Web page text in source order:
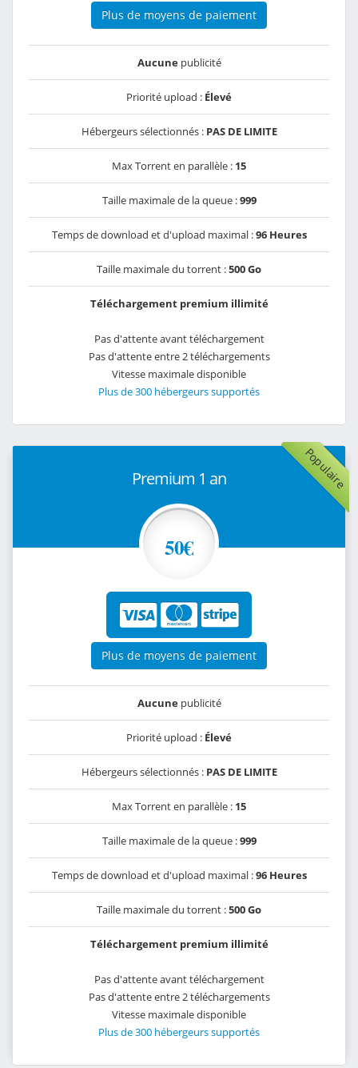
Plus de moyens de paiement
Aucunepublicité
Priorité upload : Élevé
Hébergeurs sélectionnés : PAS DE LIMITE
Max Torrent en parallèle : 15
Taille maximale de la queue :999
Temps de download et d'upload maximal :96 Heures
Taille maximale du torrent :500 Go
Téléchargement premium illimité
Pas d'attente avant téléchargement
Pas d'attente entre 2 téléchargements
Vitesse maximale disponible
Plus de 300 hébergeurs supportés
Populaire
Premium 1 an
50€
Plus de moyens de paiement
Aucunepublicité
Priorité upload : Élevé
Hébergeurs sélectionnés : PAS DE LIMITE
Max Torrent en parallèle : 15
Taille maximale de la queue :999
Temps de download et d'upload maximal :96 Heures
Taille maximale du torrent :500 Go
Téléchargement premium illimité
Pas d'attente avant téléchargement
Pas d'attente entre 2 téléchargements
Vitesse maximale disponible
Plus de 300 hébergeurs supportés